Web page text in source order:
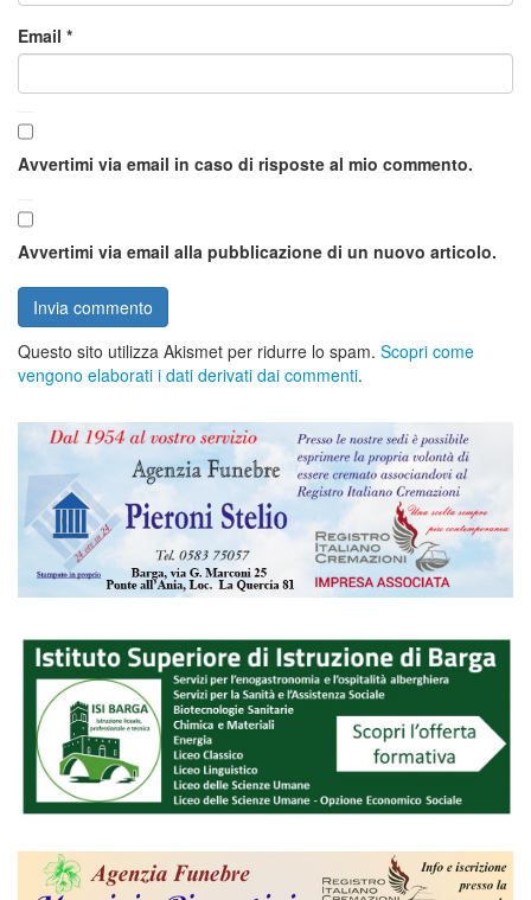
Email *
Avvertimi via email in caso di risposte al mio commento.
Avvertimi via email alla pubblicazione di un nuovo articolo.
Questo sito utilizza Akismet per ridurre lo spam. Scopri come
vengono elaborati i dati derivati dai commenti.